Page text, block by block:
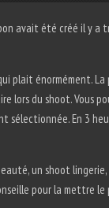
avait été créé il y
plait énormément.
lors du shoot. Vous
sélectionnée. En 3
un shoot
pour la mettre le